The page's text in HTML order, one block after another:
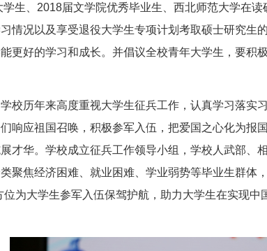
生、2018届文学院优秀毕业生、西北师范大学在读硕
校学习情况以及享受退役大学生专项计划考取硕士研究
更好的学习和成长。并倡议全校青年大学生，要积
历年来高度重视大学生征兵工作，认真学习落实习近平
响应祖国召唤，积极参军入伍，把爱国之心化为报
才华。学校成立征兵工作领导小组，学校人武部、
聚焦经济困难、就业困难、学业弱势等毕业生群体
位为大学生参军入伍保驾护航，助力大学生在实现